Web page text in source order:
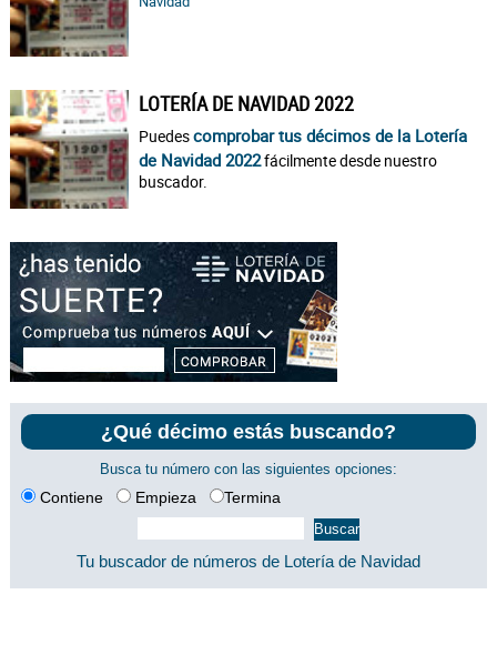
LOTERÍA DE NAVIDAD 2022
Puedescomprobar tus décimos de la Lotería
de Navidad 2022fácilmente desde nuestro
buscador.
¿Qué décimo estás buscando?
Busca tu número con las siguientes opciones:
Contiene Empieza Termina
Tu buscador de números de Lotería de Navidad